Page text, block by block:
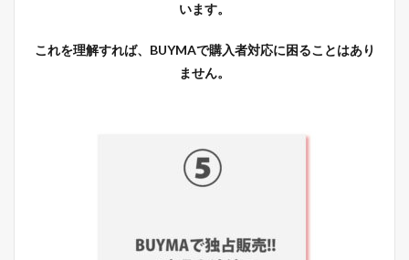
います。
これを理解すれば、BUYMAで購入者対応に困ることはあり
ません。